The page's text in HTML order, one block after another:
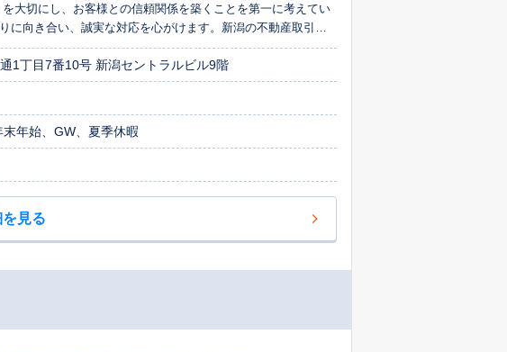
大切にし、お客様との信頼関係を築くことを第一に考えてい
向き合い、誠実な対応を心がけます。新潟の不動産取引は
1丁目7番10号 新潟セントラルビル9階
年始、GW、夏季休暇
見る